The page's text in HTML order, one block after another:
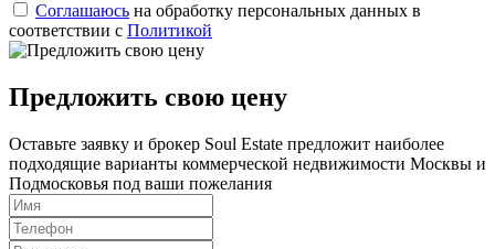
Соглашаюсь на обработку персональных данных в
соответствии с Политикой
Предложить свою цену
Оставьте заявку и брокер Soul Estate предложит наиболее
подходящие варианты коммерческой недвижимости Москвы и
Подмосковья под ваши пожелания